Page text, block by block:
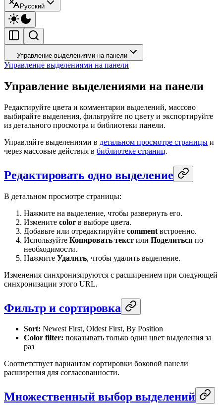
Русский
Управление выделениями на панели
Управление выделениями на панели
Управление выделениями на панели
Редактируйте цвета и комментарии выделений, массово
выбирайте выделения, фильтруйте по цвету и экспортируйте
из детального просмотра и библиотеки панели.
Управляйте выделениями в детальном просмотре страницы и
через массовые действия в библиотеке страниц.
Редактировать одно выделение
В детальном просмотре страницы:
Нажмите на выделение, чтобы развернуть его.
Измените color в выборе цвета.
Добавьте или отредактируйте comment встроенно.
Используйте Копировать текст или Поделиться по
необходимости.
Нажмите Удалить, чтобы удалить выделение.
Изменения синхронизируются с расширением при следующей
синхронизации этого URL.
Фильтр и сортировка
Sort: Newest First, Oldest First, By Position
Color filter: показывать только один цвет выделения за
раз
Соответствует вариантам сортировки боковой панели
расширения для согласованности.
Множественный выбор выделений